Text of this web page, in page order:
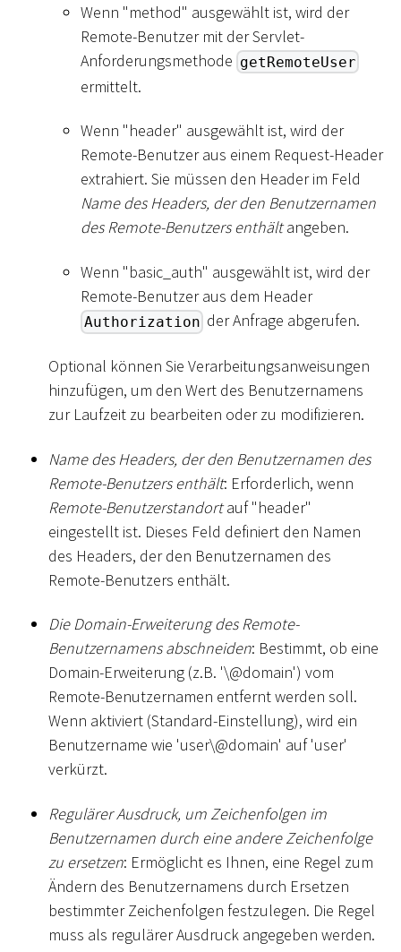
Wenn "method" ausgewählt ist, wird der
Remote-Benutzer mit der Servlet-
Anforderungsmethode getRemoteUser
ermittelt.
Wenn "header" ausgewählt ist, wird der
Remote-Benutzer aus einem Request-Header
extrahiert. Sie müssen den Header im Feld
Name des Headers, der den Benutzernamen
des Remote-Benutzers enthältangeben.
Wenn "basic_auth" ausgewählt ist, wird der
Remote-Benutzer aus dem Header
Authorization der Anfrage abgerufen.
Optional können Sie Verarbeitungsanweisungen
hinzufügen, um den Wert des Benutzernamens
zur Laufzeit zu bearbeiten oder zu modifizieren.
Name des Headers, der den Benutzernamen des
Remote-Benutzers enthält: Erforderlich, wenn
Remote-Benutzerstandortauf "header"
eingestellt ist. Dieses Feld definiert den Namen
des Headers, der den Benutzernamen des
Remote-Benutzers enthält.
Die Domain-Erweiterung des Remote-
Benutzernamens abschneiden: Bestimmt, ob eine
Domain-Erweiterung (z.B. '\@domain') vom
Remote-Benutzernamen entfernt werden soll.
Wenn aktiviert (Standard-Einstellung), wird ein
Benutzername wie 'user\@domain' auf 'user'
verkürzt.
Regulärer Ausdruck, um Zeichenfolgen im
Benutzernamen durch eine andere Zeichenfolge
zu ersetzen: Ermöglicht es Ihnen, eine Regel zum
Ändern des Benutzernamens durch Ersetzen
bestimmter Zeichenfolgen festzulegen. Die Regel
muss als regulärer Ausdruck angegeben werden.